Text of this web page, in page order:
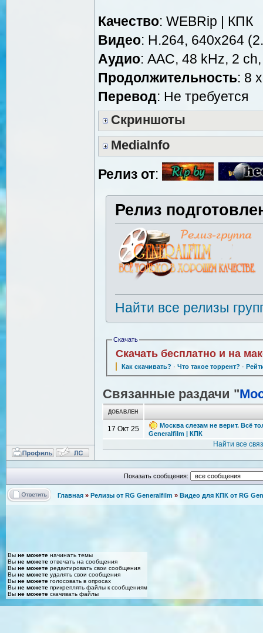
Качество: WEBRip | КПК
Видео: Н.264, 640x264
Аудио: AAC, 48 kHz, 2
Продолжительность: 8
Перевод: Не требуется
Скриншоты
MediaInfo
Релиз от:
Релиз
Найти все релизы
Скачать
Скачать бесплатно и на
Как скачивать? · Что такое торрент? ·
Связанные раздачи "
ДОБАВЛЕН
17 Окт 25
Москва слезам не верит. Всё
Generalfilm | КПК
Найти все
Показать сообщения:
Главная » Релизы от RG Generalfilm » Видео для КПК от RG
Вы не можете начинать темы
Вы не можете отвечать на сообщения
Вы не можете редактировать свои сообщения
Вы не можете удалять свои сообщения
Вы не можете голосовать в опросах
Вы не можете прикреплять файлы к сообщениям
Вы не можете скачивать файлы